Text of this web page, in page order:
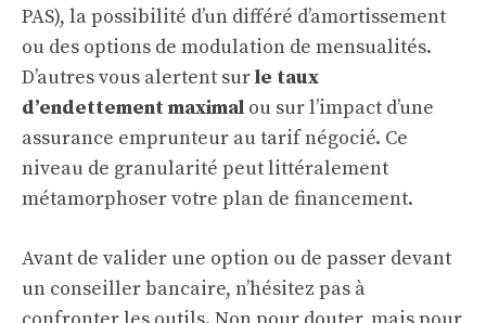
PAS), la possibilité d’un différé d’amortissement
ou des options de modulation de mensualités.
D’autres vous alertent surle taux
d’endettement maximal ou sur l’impact d’une
assurance emprunteur au tarif négocié. Ce
niveau de granularité peut littéralement
métamorphoser votre plan de financement.
Avant de valider une option ou de passer devant
un conseiller bancaire, n’hésitez pas à